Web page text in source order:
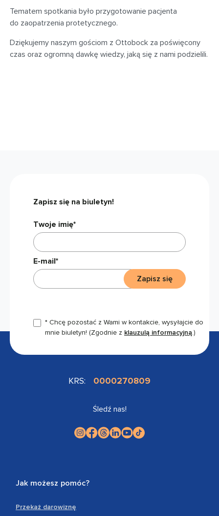
Tematem spotkania było przygotowanie pacjenta
do zaopatrzenia protetycznego.
Dziękujemy naszym gościom z Ottobock za poświęcony
czas oraz ogromną dawkę wiedzy, jaką się z nami podzielili.
Zapisz się na biuletyn!
Twoje imię*
E-mail*
* Chcę pozostać z Wami w kontakcie, wysyłajcie do
mnie biuletyn! (Zgodnie z klauzulą informacyjną.)
Zapisz się
KRS: 0000270809
Śledź nas!
Jak możesz pomóc?
Przekaż darowiznę